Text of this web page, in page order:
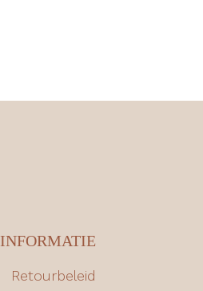
INFORMATIE
Retourbeleid